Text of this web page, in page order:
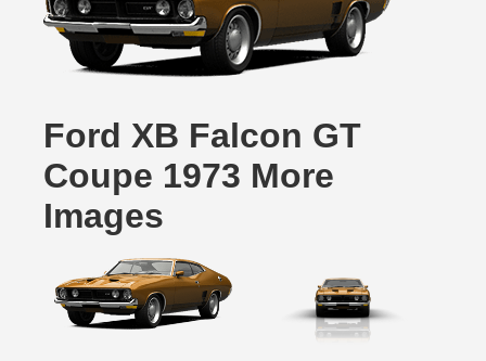
Ford XB Falcon GT
Coupe 1973 More
Images